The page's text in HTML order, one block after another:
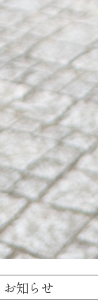
お知らせ